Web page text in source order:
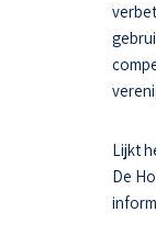
Lijkt
De